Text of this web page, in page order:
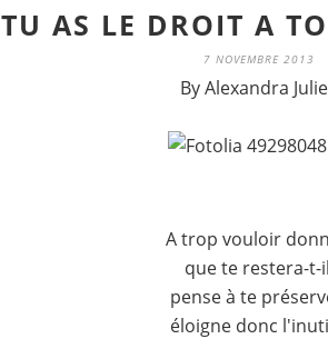
TU AS LE DROIT A
7 NOVEMBRE 2013
By Alexandra
A trop vouloir
que te restera-t-
pense à te
éloigne donc